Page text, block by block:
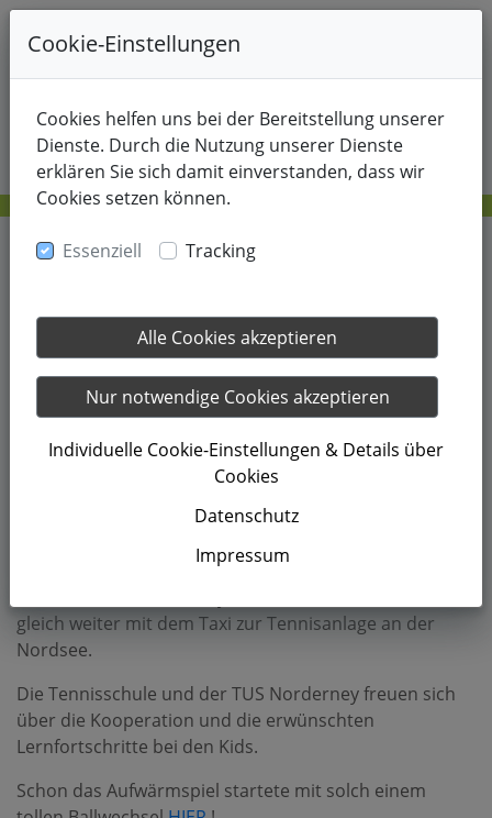
TUS Norderney Jugend-
Wintertraining
Trainer) beim Start in das Wintertraining.
4-6 Jungs im Alter von 11 Jahren fahren regelmäßig mit
gleich weiter mit dem Taxi zur Tennisanlage an der
Nordsee.
Die Tennisschule und der TUS Norderney freuen sich
über die Kooperation und die erwünschten
Lernfortschritte bei den Kids.
Schon das Aufwärmspiel startete mit solch einem
Cookie-Einstellungen
Cookies helfen uns bei der Bereitstellung unserer
Dienste. Durch die Nutzung unserer Dienste
erklären Sie sich damit einverstanden, dass wir
Cookies setzen können.
Essenziell Tracking
Alle Cookies akzeptieren
Nur notwendige Cookies akzeptieren
Individuelle Cookie-Einstellungen & Details über
Cookies
Datenschutz
Impressum